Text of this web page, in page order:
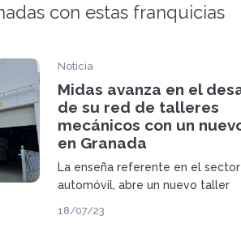
con estas franquicias
Noticia
Midas avanza en el
de su red de talleres
mecánicos con un
en Granada
La enseña referente en el
automóvil, abre un nuevo taller
18/07/23